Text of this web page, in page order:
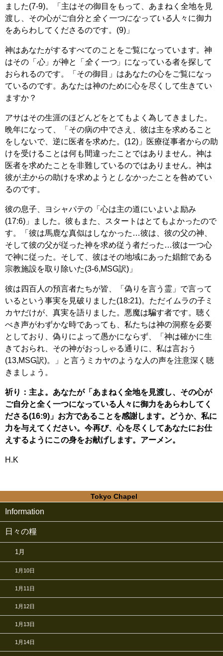
ました(7-9)。「主はその御目をもって、あまねく全地を見
渡し、その心がご自分と 全く一つになっている 人々に御力
をあらわしてくださるのです。(9)」
神はあなたがするすべてのことをご覧になっています。神
はその「 心」が神と「 全く一つ 」になっている者を探して
おられるのです。「その御目」はあなたの心をご覧になっ
ているのです。あなたは神のために心を尽くして生きてい
ますか？
アサはその生涯のほどんどをとてもよく為してきました。
晩年になって、「その病の中でさえ、彼は主を求めること
をしないで、逆に医者を求めた。(12)」医療従事者からの助
けを受けることは何も間違ったことではありません。神は
医者を求めたことを非難しているのではありません。神は
彼が主からの助けを求めようと しなかったことを咎めてい
るのです。
彼の息子、ヨシャパテの「心は主の道にいよいよ励み
(17:6)」ました。彼もまた、スタートはとてもよかったので
す。「彼は馬鹿な真似はしなかった…彼は、彼の父の神、
そして彼の父が従った神を求め従う者だった…彼は一つ心
で神に従った。そして、彼はその地域にあった娼館である
宗教施設を取り除いた(3-6,MSG訳)」
彼は四百人の預言者たちが皆、「偽りを言う霊」で言って
いるという事実を見破りました(18:21)。ただイムラの子ミ
カヤだけが、真実を語りました。悪魔は騙す者です。聴く
べき声がわずかな時であっても、私たちは神の洞察を必要
としており、偽りによって愚かにならず、「神は確かに生
きておられ、その神がおっしゃる通りに、私は言おう
(13,MSG訳)。」と言うミカヤのような人の声を注意深く聴
きましょう。
祈り：主よ。あなたが「あまねく全地を見渡し、その心が
ご自分と全く一つになっている人々に御力をあらわしてく
ださる(16:9)」お方であることを感謝します。どうか、私に
力を与えてください。今再び、心を尽くしてあなたにお仕
えするようにこの身をお献げします。アーメン。
H.K
Tokyo Chapel
Information
日々の糧
1月
1月10日
1月11日
1月12日
1月13日
1月14日